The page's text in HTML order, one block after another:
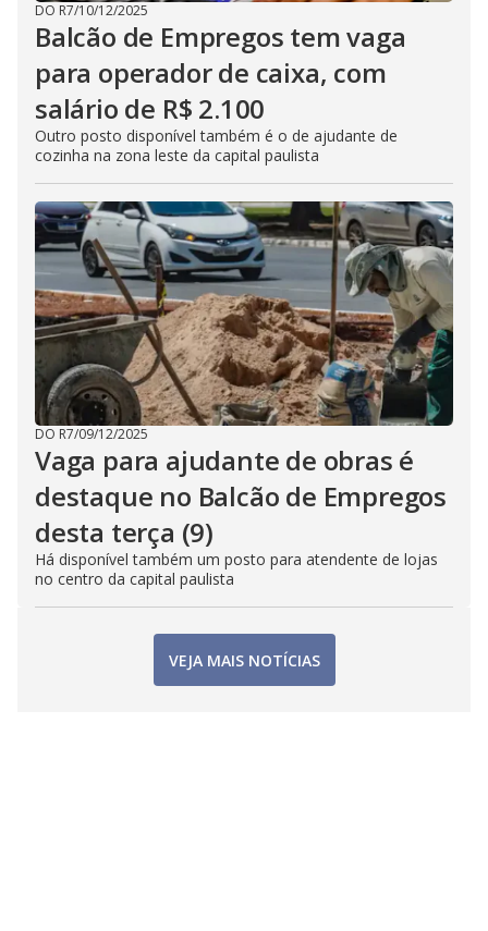
DO R7/10/12/2025
Balcão de Empregos tem vaga
para operador de caixa, com
salário de R$ 2.100
Outro posto disponível também é o de ajudante de
cozinha na zona leste da capital paulista
DO R7/09/12/2025
Vaga para ajudante de obras é
destaque no Balcão de Empregos
desta terça (9)
Há disponível também um posto para atendente de lojas
no centro da capital paulista
VEJA MAIS NOTÍCIAS